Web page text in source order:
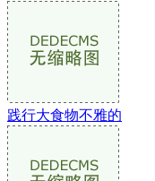
践行大食物不雅的